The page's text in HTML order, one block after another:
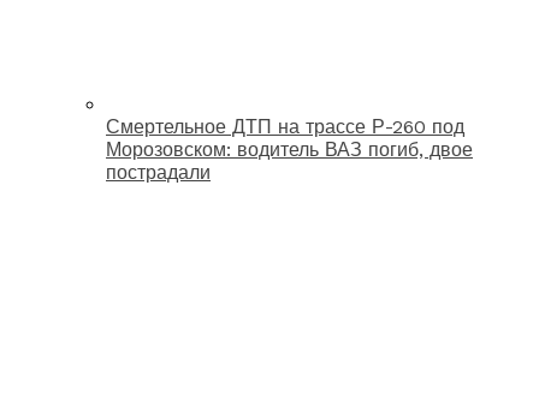
Смертельное ДТП на трассе Р-260 под
Морозовском: водитель ВАЗ погиб, двое
пострадали